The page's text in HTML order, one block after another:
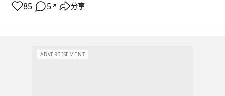
85 5 ↗ 分享
ADVERTISEMENT